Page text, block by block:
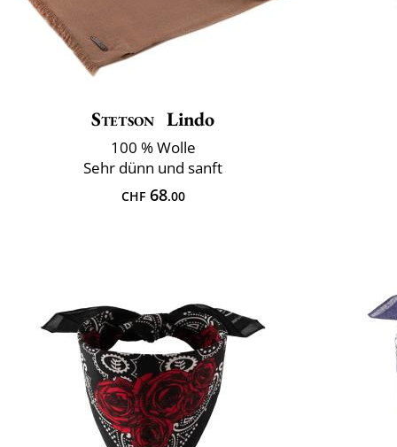
Stetson Lindo
100 % Wolle
Sehr dünn und sanft
CHF68.00